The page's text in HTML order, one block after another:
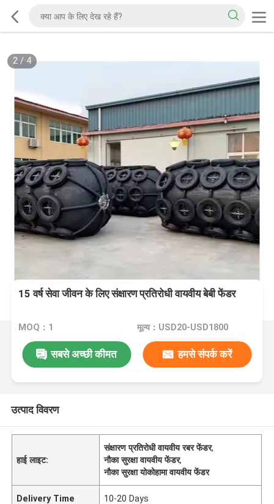
2/ 4
15 वर्ष सेवा जीवन के लिए संक्षारण प्रतिरोधी वायवीय बेबी फेंडर
MOQ：1 मूल्य：USD20-USD1800
सबसे अच्छी कीमत हमसे संपर्क करें
उत्पाद विवरण
हाई लाइट:
संक्षारण प्रतिरोधी वायवीय रबर फेंडर,
नौका सुरक्षा वायवीय फेंडर,
नौका सुरक्षा योकोहामा वायवीय फेंडर
Delivery Time 10-20 Days